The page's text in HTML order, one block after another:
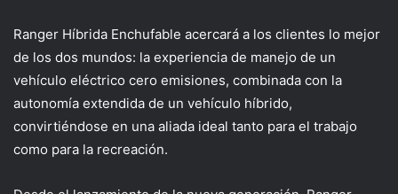
Ranger Híbrida Enchufable acercará a los clientes lo mejor
de los dos mundos: la experiencia de manejo de un
vehículo eléctrico cero emisiones, combinada con la
autonomía extendida de un vehículo híbrido,
convirtiéndose en una aliada ideal tanto para el trabajo
como para la recreación.